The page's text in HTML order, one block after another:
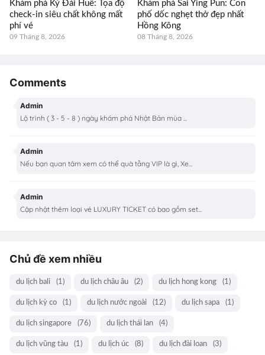
Khám phá Kỳ Đài Huế: Tọa độ
check-in siêu chất không mất
phí vé
09 Tháng 8, 2026
Khám phá Sai Ying Pun: Con
phố dốc nghẹt thở đẹp nhất
Hồng Kông
08 Tháng 8, 2026
Comments
Admin
Lộ trình ( 3 - 5 - 8 ) ngày khám phá Nhật Bản mùa ...
Admin
Nếu bạn quan tâm xem có thể quà tằng VIP là gì, Xe...
Admin
Cập nhật thêm loại vé LUXURY TICKET có bao gồm set...
Chủ đề xem nhiều
du lịch bali (1) du lịch châu âu (2) du lịch hong kong (1)
du lịch kỳ co (1) du lịch nước ngoài (12) du lịch sapa (1)
du lịch singapore (76) du lịch thái lan (4)
du lịch vũng tàu (1) du lịch úc (8) du lịch đài loan (3)